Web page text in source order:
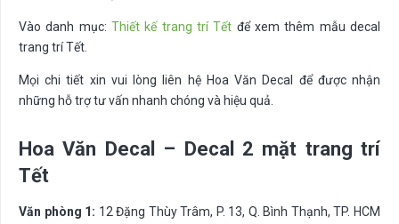
Vào danh mục: Thiết kế trang trí Tết để xem thêm mẫu decal
trang trí Tết.
Mọi chi tiết xin vui lòng liên hệ Hoa Văn Decal để được nhận
những hỗ trợ tư vấn nhanh chóng và hiệu quả.
Hoa Văn Decal – Decal 2 mặt trang trí
Tết
Văn phòng 1: 12 Đặng Thùy Trâm, P. 13, Q. Bình Thạnh, TP. HCM